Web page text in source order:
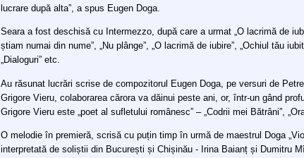
lucrare după alta”, a spus Eugen Doga.
Seara a fost deschisă cu Intermezzo, după care a urmat „O lacrimă de
știam numai din nume”, „Nu plânge”, „O lacrimă de iubire”, „Ochiul tău
„Dialoguri” etc.
Au răsunat lucrări scrise de compozitorul Eugen Doga, pe versuri de
Grigore Vieru, colaborarea cărora va dăinui peste ani, or, într-un gând
Grigore Vieru este „poet al sufletului românesc” – „Codrii mei Bătrâni”,
O melodie în premieră, scrisă cu puțin timp în urmă de maestrul Doga
interpretată de soliștii din București și Chișinău - Irina Baianț și Dumitru